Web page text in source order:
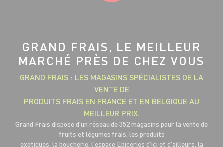
GRAND FRAIS, LE MEILLEUR
MARCHÉ PRÈS DE CHEZ VOUS
GRAND FRAIS : LES MAGASINS SPÉCIALISTES DE LA
VENTE DE
PRODUITS FRAIS EN FRANCE ET EN BELGIQUE AU
MEILLEUR PRIX.
Grand Frais dispose d'un réseau de 352 magasins pour la vente de
fruits et légumes frais, les produits
exotiques, la boucherie, l'espace Epiceries d'ici et d'ailleurs, la